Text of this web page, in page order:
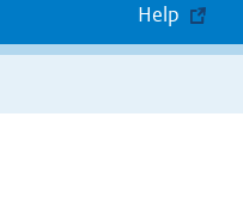
Help